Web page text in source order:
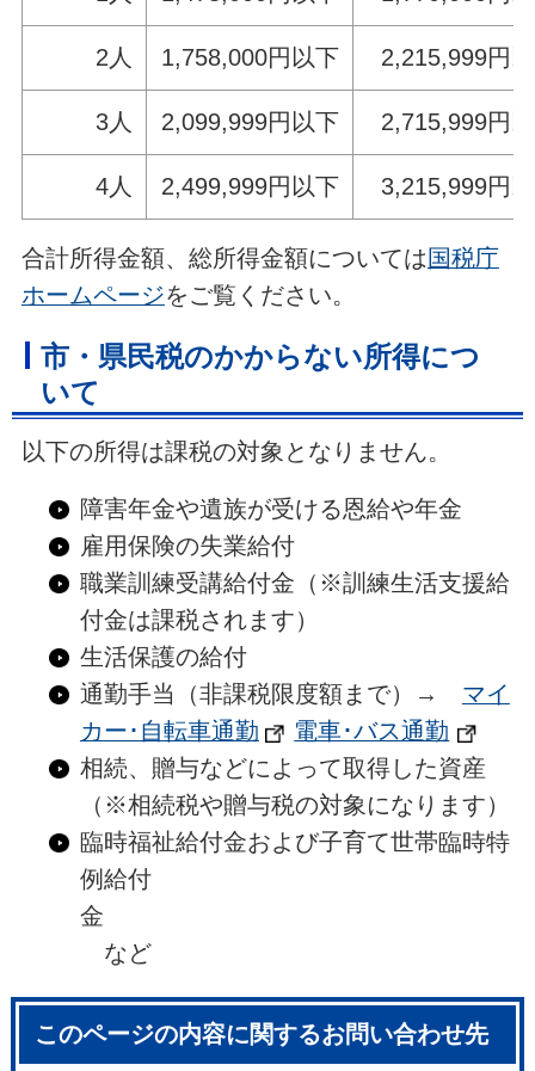
2人 1,758,000円以下 2,215,999円
3人 2,099,999円以下 2,715,999円
4人 2,499,999円以下 3,215,999円
合計所得金額、総所得金額については 国税庁
ホームページをご覧ください。
市・県民税のかからない所得につ
いて
以下の所得は課税の対象となりません。
障害年金や遺族が受ける恩給や年金
雇用保険の失業給付
職業訓練受講給付金（※訓練生活支援給
付金は課税されます）
生活保護の給付
通勤手当（非課税限度額まで）→ マイ
カー･自転車通勤
電車･バス通勤
相続、贈与などによって取得した資産
（※相続税や贈与税の対象になります）
臨時福祉給付金および子育て世帯臨時特
例給付
金
など
このページの内容に関するお問い合わせ先